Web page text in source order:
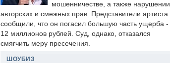
мошенничестве, а также нарушении
авторских и смежных прав. Представители артиста
сообщили, что он погасил большую часть ущерба -
12 миллионов рублей. Суд, однако, отказался
смягчить меру пресечения.
ШОУБИЗ